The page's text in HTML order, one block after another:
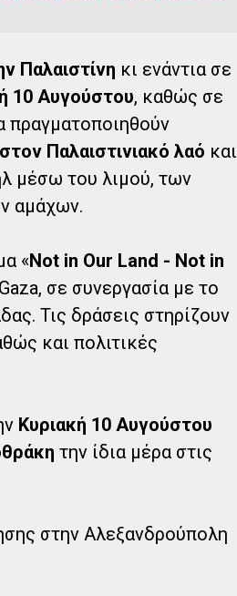
Παλαιστίνη κι ενάντια σε
10 Αυγούστου, καθώς σε
πραγματοποιηθούν
Παλαιστινιακό λαό και
μέσω του λιμού, των
αμάχων.
«Not in Our Land - Not in
σε συνεργασία με το
Τις δράσεις στηρίζουν
και πολιτικές
Κυριακή 10 Αυγούστου
την ίδια μέρα στις
στην Αλεξανδρούπολη